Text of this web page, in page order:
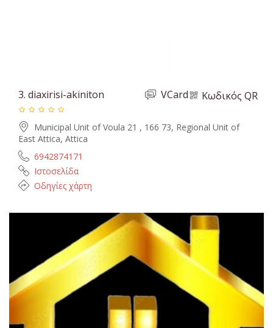
3. diaxirisi-akiniton Κωδικός QR
VCard
Municipal Unit of Voula 21 , 166 73, Regional Unit of
East Attica, Attica
6942874171
Ιστοσελίδα
Οδηγίες χάρτη